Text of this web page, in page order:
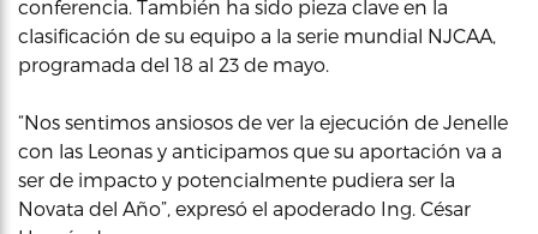
conferencia. También ha sido pieza clave en la
clasificación de su equipo a la serie mundial NJCAA,
programada del 18 al 23 de mayo.
“Nos sentimos ansiosos de ver la ejecución de Jenelle
con las Leonas y anticipamos que su aportación va a
ser de impacto y potencialmente pudiera ser la
Novata del Año”, expresó el apoderado Ing. César